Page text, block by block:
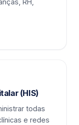
RH,
(HIS)
todas
e redes